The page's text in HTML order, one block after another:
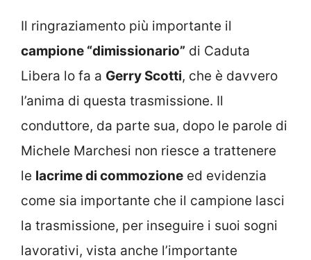
Il ringraziamento più importante il
campione “dimissionario” di Caduta
Libera lo fa a Gerry Scotti, che è davvero
l’anima di questa trasmissione. Il
conduttore, da parte sua, dopo le parole di
Michele Marchesi non riesce a trattenere
le lacrime di commozione ed evidenzia
come sia importante che il campione lasci
la trasmissione, per inseguire i suoi sogni
lavorativi, vista anche l’importante